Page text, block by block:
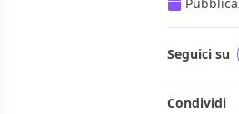
Seguici su
Condividi